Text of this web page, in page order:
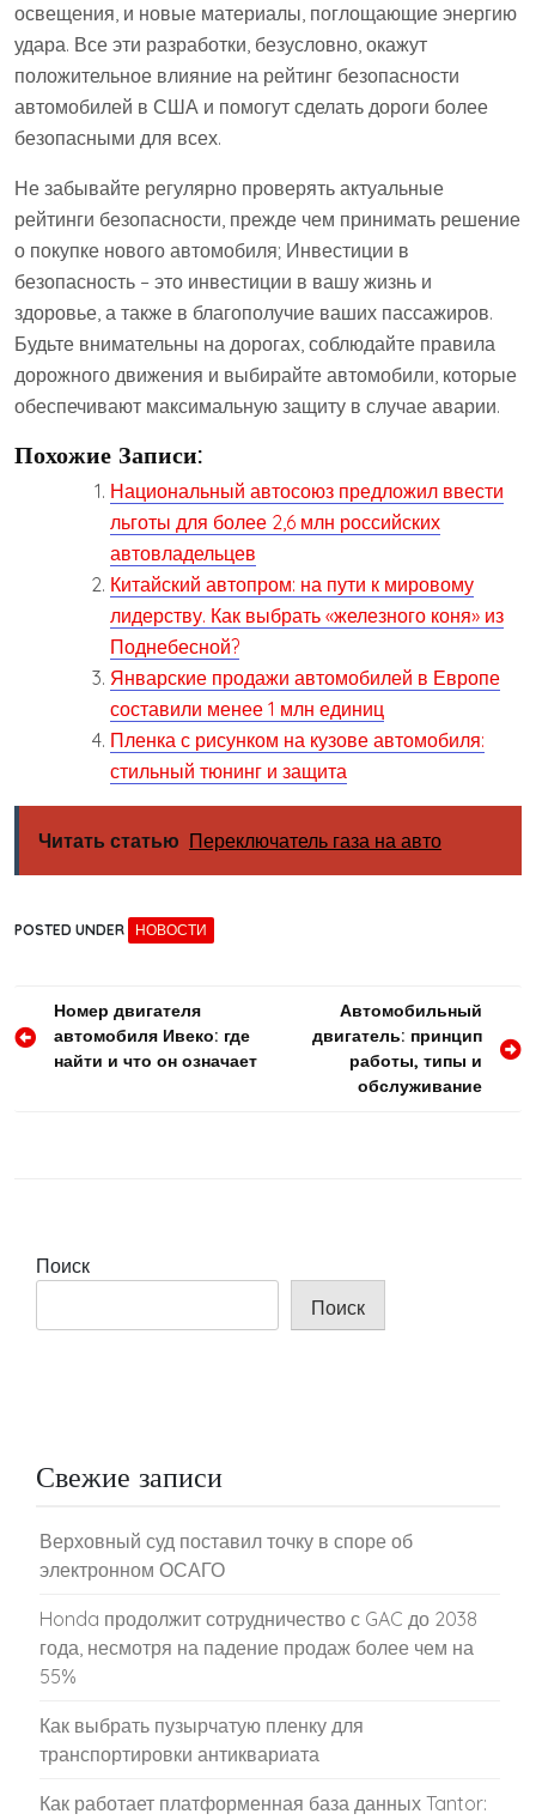
освещения, и новые материалы, поглощающие энергию
удара. Все эти разработки, безусловно, окажут
положительное влияние на рейтинг безопасности
автомобилей в США и помогут сделать дороги более
безопасными для всех.
Не забывайте регулярно проверять актуальные
рейтинги безопасности, прежде чем принимать решение
о покупке нового автомобиля; Инвестиции в
безопасность – это инвестиции в вашу жизнь и
здоровье, а также в благополучие ваших пассажиров.
Будьте внимательны на дорогах, соблюдайте правила
дорожного движения и выбирайте автомобили, которые
обеспечивают максимальную защиту в случае аварии.
Похожие Записи:
Национальный автосоюз предложил ввести
льготы для более 2,6 млн российских
автовладельцев
Китайский автопром: на пути к мировому
лидерству. Как выбрать «железного коня» из
Поднебесной?
Январские продажи автомобилей в Европе
составили менее 1 млн единиц
Пленка с рисунком на кузове автомобиля:
стильный тюнинг и защита
Читать статью Переключатель газа на авто
POSTED UNDER НОВОСТИ
Навигация
по
Номер двигателя
автомобиля Ивеко: где
найти и что он означает
Автомобильный
двигатель: принцип
работы, типы и
обслуживание
Поиск
Поиск
Свежие записи
Верховный суд поставил точку в споре об
электронном ОСАГО
Honda продолжит сотрудничество с GAC до 2038
года, несмотря на падение продаж более чем на
55%
Как выбрать пузырчатую пленку для
транспортировки антиквариата
Как работает платформенная база данных Tantor: